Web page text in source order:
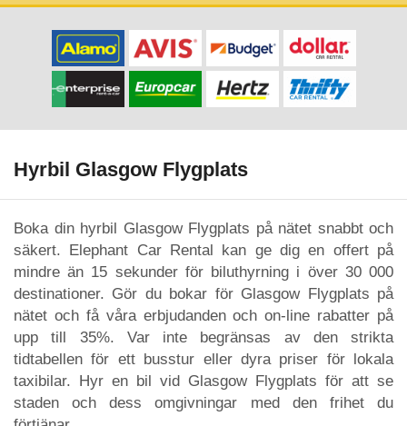
Hyrbil Glasgow Flygplats
Boka din hyrbil Glasgow Flygplats på nätet snabbt och
säkert. Elephant Car Rental kan ge dig en offert på
mindre än 15 sekunder för biluthyrning i över 30 000
destinationer. Gör du bokar för Glasgow Flygplats på
nätet och få våra erbjudanden och on-line rabatter på
upp till 35%. Var inte begränsas av den strikta
tidtabellen för ett busstur eller dyra priser för lokala
taxibilar. Hyr en bil vid Glasgow Flygplats för att se
staden och dess omgivningar med den frihet du